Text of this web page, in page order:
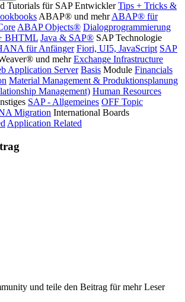
Tutorials für SAP Entwickler Tips + Tricks &
ABAP® und mehr ABAP® für
ABAP Objects® Dialogprogrammierung
BHTML Java & SAP® SAP Technologie
für Anfänger Fiori, UI5, JavaScript SAP
und mehr Exchange Infrastructure
Application Server Basis Module Financials
Material Management & Produktionsplanung
Management) Human Resources
SAP - Allgemeines OFF Topic
Migration International Boards
Application Related
und teile den Beitrag für mehr Leser